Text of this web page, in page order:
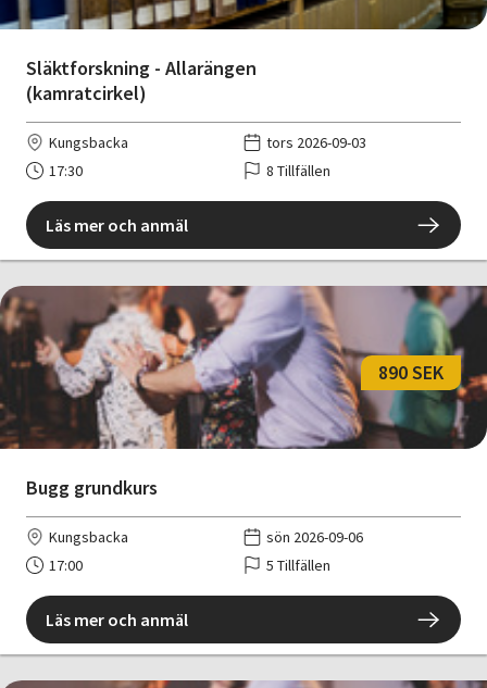
Släktforskning - Allarängen
(kamratcirkel)
Kungsbacka
tors 2026-09-03
17:30
8 Tillfällen
Läs mer och anmäl
Bugg grundkurs
890 SEK
Kungsbacka
sön 2026-09-06
17:00
5 Tillfällen
Läs mer och anmäl